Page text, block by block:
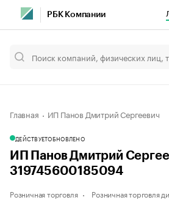
РБК Компании
Главная ИП Панов Дмитрий Сергеевич
ДЕЙСТВУЕТОБНОВЛЕНО
ИП Панов Дмитрий
319745600185094
Розничная торговля Розничная торговля